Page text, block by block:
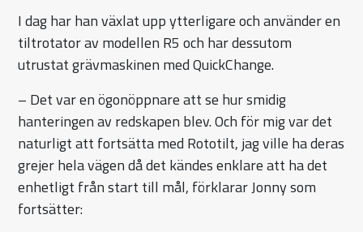
I dag har han växlat upp ytterligare och använder en
tiltrotator av modellen R5 och har dessutom
utrustat grävmaskinen med QuickChange.
– Det var en ögonöppnare att se hur smidig
hanteringen av redskapen blev. Och för mig var det
naturligt att fortsätta med Rototilt, jag ville ha deras
grejer hela vägen då det kändes enklare att ha det
enhetligt från start till mål, förklarar Jonny som
fortsätter: